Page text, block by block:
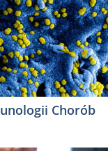
Chorób